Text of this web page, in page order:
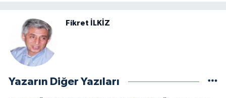
Fikret İLKİZ
Yazarın Diğer Yazıları